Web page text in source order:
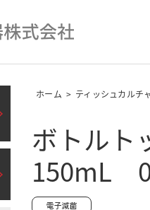
ホーム > ティッシュカルチ
ボトルト
150mL